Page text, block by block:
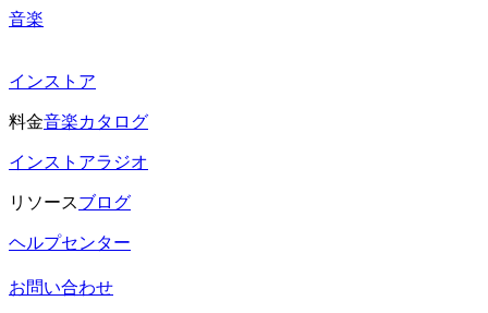
音楽
インストア
料金音楽カタログ
インストアラジオ
リソースブログ
ヘルプセンター
お問い合わせ